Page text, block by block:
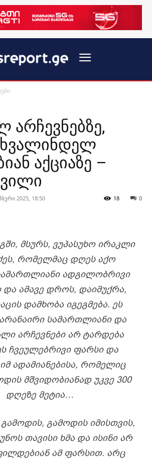
არჩევნებზე,
ხვალინდელ
აქციაზე –
2025, 18:50 0
18
ᲛᲡᲣᲠᲡ, ᲕᲣᲞᲐᲡᲣᲮᲝ ᲘᲠᲐᲙᲚᲘ
ᲠᲝᲛᲔᲚᲛᲐᲪ ᲓᲦᲔᲡ ᲐᲥᲝ
ᲐᲓᲒᲘᲚᲝᲑᲠᲘᲕᲘ
ᲓᲐ ᲐᲛᲐᲕᲔ ᲓᲠᲝᲡ, ᲓᲐᲘᲛᲣᲥᲠᲐ,
ᲓᲐᲛᲮᲝᲑᲐ ᲘᲒᲔᲒᲛᲔᲑᲐ. ᲔᲡ
ᲡᲐᲛᲐᲠᲗᲚᲘᲐᲜᲘ ᲓᲐ
ᲐᲠᲩᲔᲕᲜᲔᲑᲘ ᲐᲠ ᲢᲐᲠᲓᲔᲑᲐ
ᲩᲕᲔᲣᲚᲔᲑᲠᲘᲕᲘ ᲤᲐᲠᲡᲘ ᲓᲐ
ᲐᲓᲐᲛᲘᲐᲜᲔᲑᲘᲡᲐ, ᲠᲝᲛᲔᲚᲘᲪ
ᲛᲨᲕᲘᲓᲝᲑᲘᲐᲜᲐᲓ ᲣᲙᲕᲔ 300
ᲓᲦᲔᲖᲔ ᲛᲔᲢᲘᲐ…
ᲒᲐᲛᲝᲓᲘᲡ, ᲒᲐᲛᲝᲓᲘᲡ ᲘᲛᲘᲡᲗᲕᲘᲡ,
ᲗᲐᲕᲘᲡᲘ ᲮᲛᲐ ᲓᲐ ᲘᲡᲘᲜᲘ ᲐᲠ
ᲐᲛ ᲤᲐᲠᲡᲘᲗ. ᲐᲠᲪ